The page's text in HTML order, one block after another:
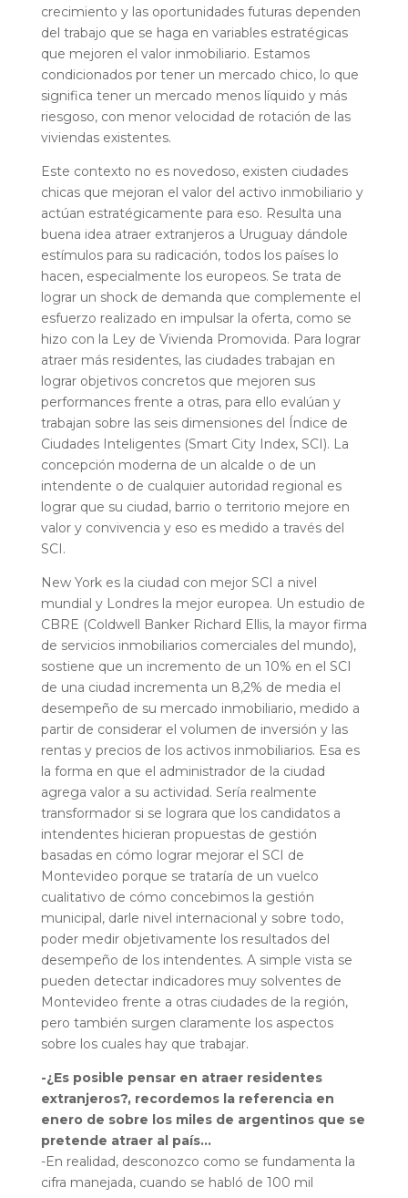
crecimiento y las oportunidades futuras dependen
del trabajo que se haga en variables estratégicas
que mejoren el valor inmobiliario. Estamos
condicionados por tener un mercado chico, lo que
significa tener un mercado menos líquido y más
riesgoso, con menor velocidad de rotación de las
viviendas existentes.
Este contexto no es novedoso, existen ciudades
chicas que mejoran el valor del activo inmobiliario y
actúan estratégicamente para eso. Resulta una
buena idea atraer extranjeros a Uruguay dándole
estímulos para su radicación, todos los países lo
hacen, especialmente los europeos. Se trata de
lograr un shock de demanda que complemente el
esfuerzo realizado en impulsar la oferta, como se
hizo con la Ley de Vivienda Promovida. Para lograr
atraer más residentes, las ciudades trabajan en
lograr objetivos concretos que mejoren sus
performances frente a otras, para ello evalúan y
trabajan sobre las seis dimensiones del Índice de
Ciudades Inteligentes (Smart City Index, SCI). La
concepción moderna de un alcalde o de un
intendente o de cualquier autoridad regional es
lograr que su ciudad, barrio o territorio mejore en
valor y convivencia y eso es medido a través del
SCI.
New York es la ciudad con mejor SCI a nivel
mundial y Londres la mejor europea. Un estudio de
CBRE (Coldwell Banker Richard Ellis, la mayor firma
de servicios inmobiliarios comerciales del mundo),
sostiene que un incremento de un 10% en el SCI
de una ciudad incrementa un 8,2% de media el
desempeño de su mercado inmobiliario, medido a
partir de considerar el volumen de inversión y las
rentas y precios de los activos inmobiliarios. Esa es
la forma en que el administrador de la ciudad
agrega valor a su actividad. Sería realmente
transformador si se lograra que los candidatos a
intendentes hicieran propuestas de gestión
basadas en cómo lograr mejorar el SCI de
Montevideo porque se trataría de un vuelco
cualitativo de cómo concebimos la gestión
municipal, darle nivel internacional y sobre todo,
poder medir objetivamente los resultados del
desempeño de los intendentes. A simple vista se
pueden detectar indicadores muy solventes de
Montevideo frente a otras ciudades de la región,
pero también surgen claramente los aspectos
sobre los cuales hay que trabajar.
-¿Es posible pensar en atraer residentes
extranjeros?, recordemos la referencia en
enero de sobre los miles de argentinos que se
pretende atraer al país…
-En realidad, desconozco como se fundamenta la
cifra manejada, cuando se habló de 100 mil